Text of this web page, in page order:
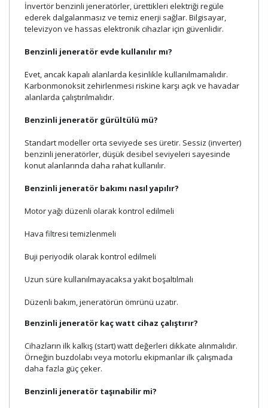
İnvertör benzinli jeneratörler, ürettikleri elektriği regüle
ederek dalgalanmasız ve temiz enerji sağlar. Bilgisayar,
televizyon ve hassas elektronik cihazlar için güvenlidir.
Benzinli jeneratör evde kullanılır mı?
Evet, ancak kapalı alanlarda kesinlikle kullanılmamalıdır.
Karbonmonoksit zehirlenmesi riskine karşı açık ve havadar
alanlarda çalıştırılmalıdır.
Benzinli jeneratör gürültülü mü?
Standart modeller orta seviyede ses üretir. Sessiz (inverter)
benzinli jeneratörler, düşük desibel seviyeleri sayesinde
konut alanlarında daha rahat kullanılır.
Benzinli jeneratör bakımı nasıl yapılır?
Motor yağı düzenli olarak kontrol edilmeli
Hava filtresi temizlenmeli
Buji periyodik olarak kontrol edilmeli
Uzun süre kullanılmayacaksa yakıt boşaltılmalı
Düzenli bakım, jeneratörün ömrünü uzatır.
Benzinli jeneratör kaç watt cihaz çalıştırır?
Cihazların ilk kalkış (start) watt değerleri dikkate alınmalıdır.
Örneğin buzdolabı veya motorlu ekipmanlar ilk çalışmada
daha fazla güç çeker.
Benzinli jeneratör taşınabilir mi?